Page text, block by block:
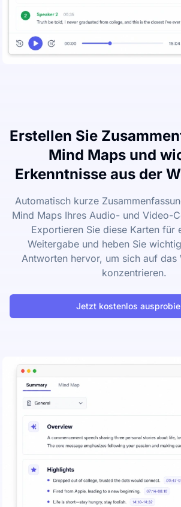
Erstellen Sie
Mind Maps und
Erkenntnisse aus der
Automatisch kurze
Mind Maps Ihres Audio- und Video-
Exportieren Sie diese Karten für
Weitergabe und heben Sie
Antworten hervor, um sich auf das
konzentrieren.
Jetzt kostenlos